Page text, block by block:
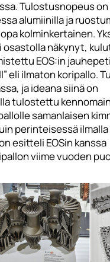
Tulostusnopeus on
alumiinilla ja
kolminkertainen.
osastolla näkynyt,
EOS:in
eli ilmaton koripallo.
ja ideana siinä on
tulostettu
samanlaisen
perinteisessä
esitteli EOSin kanssa
viime vuoden